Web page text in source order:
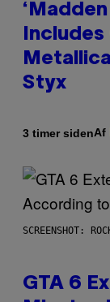
Includes
Styx
3 timer sidenAf
SCREENSHOT:
GTA 6